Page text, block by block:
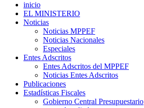
inicio
EL MINISTERIO
Noticias
Noticias MPPEF
Noticias Nacionales
Especiales
Entes Adscritos
Entes Adscritos del MPPEF
Noticias Entes Adscritos
Publicaciones
Estadísticas Fiscales
Gobierno Central Presupuestario